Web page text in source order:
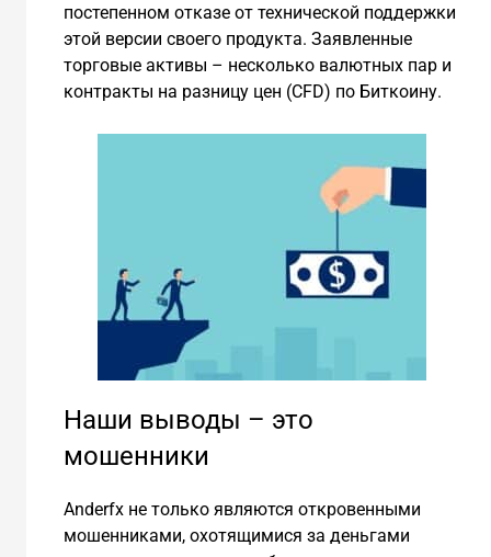
постепенном отказе от технической поддержки
этой версии своего продукта. Заявленные
торговые активы – несколько валютных пар и
контракты на разницу цен (CFD) по Биткоину.
Наши выводы – это
мошенники
Аnderfx не только являются откровенными
мошенниками, охотящимися за деньгами